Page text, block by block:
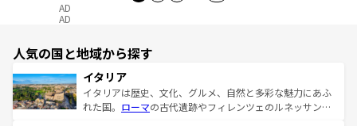
AD
AD
人気の国と地域から探す
イタリア
イタリアは歴史、文化、グルメ、自然と多彩な魅力にあふ
れた国。 ローマの古代遺跡やフィレンツェのルネッサンス